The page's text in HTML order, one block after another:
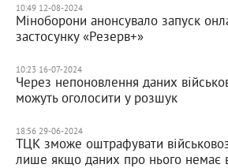
10:49 12-08-2024
Міноборони анонсувало запуск
застосунку «Резерв+»
10:23 16-07-2024
Через непоновлення даних
можуть оголосити у розшук
18:56 29-06-2024
ТЦК зможе оштрафувати
лише якщо даних про нього немає